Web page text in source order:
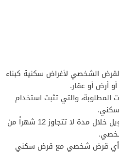
الشخصي لأغراض سكنية كبناء
أرض أو عقار.
المطلوبة، والتي تثبت استخدام
أن يتم تقديم طلب التحويل خلال مدة لا تتجاوز 12 شهراً من
أي قرض شخصي مع قرض سكني